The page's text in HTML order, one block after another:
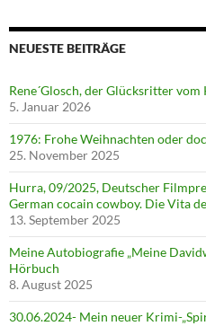
NEUESTE BEITRÄGE
Rene´Glosch, der Glücksritter vom
5. Januar 2026
1976: Frohe Weihnachten oder
25. November 2025
Hurra, 09/2025, Deutscher
German cocain cowboy. Die Vita
13. September 2025
Meine Autobiografie „Meine
Hörbuch
8. August 2025
30.06.2024- Mein neuer Krimi-